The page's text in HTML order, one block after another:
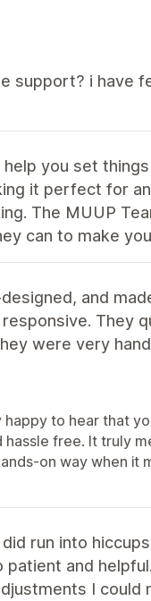
support? i have
you set
it perfect for
The MUUP
can to make
and
They
were very
to hear that
free. It truly
on way when it
run into
and
I could